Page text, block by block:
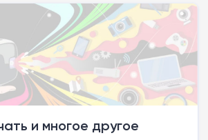
и многое другое